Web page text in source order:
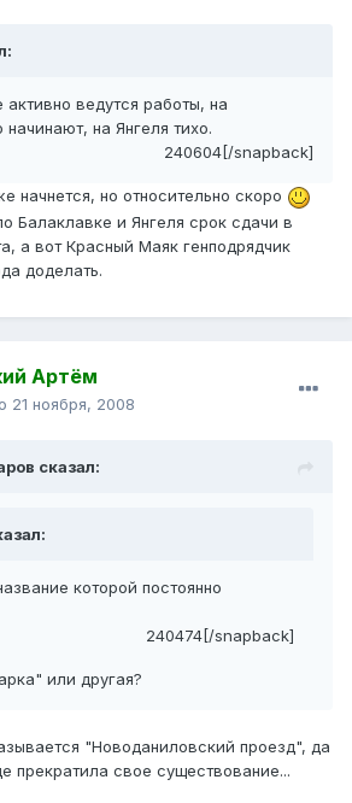
ведутся работы, на
на Янгеля тихо.
240604[/snapback]
начнется, но относительно скоро
Балаклавке и Янгеля срок сдачи в
а вот Красный Маяк генподрядчик
доделать.
Артём
21 ноября, 2008
сказал:
которой постоянно
240474[/snapback]
или другая?
"Новоданиловский проезд", да
прекратила свое существование...